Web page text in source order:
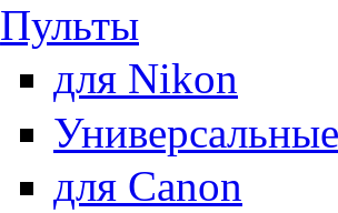
Пульты
для Nikon
Универсальные
для Canon